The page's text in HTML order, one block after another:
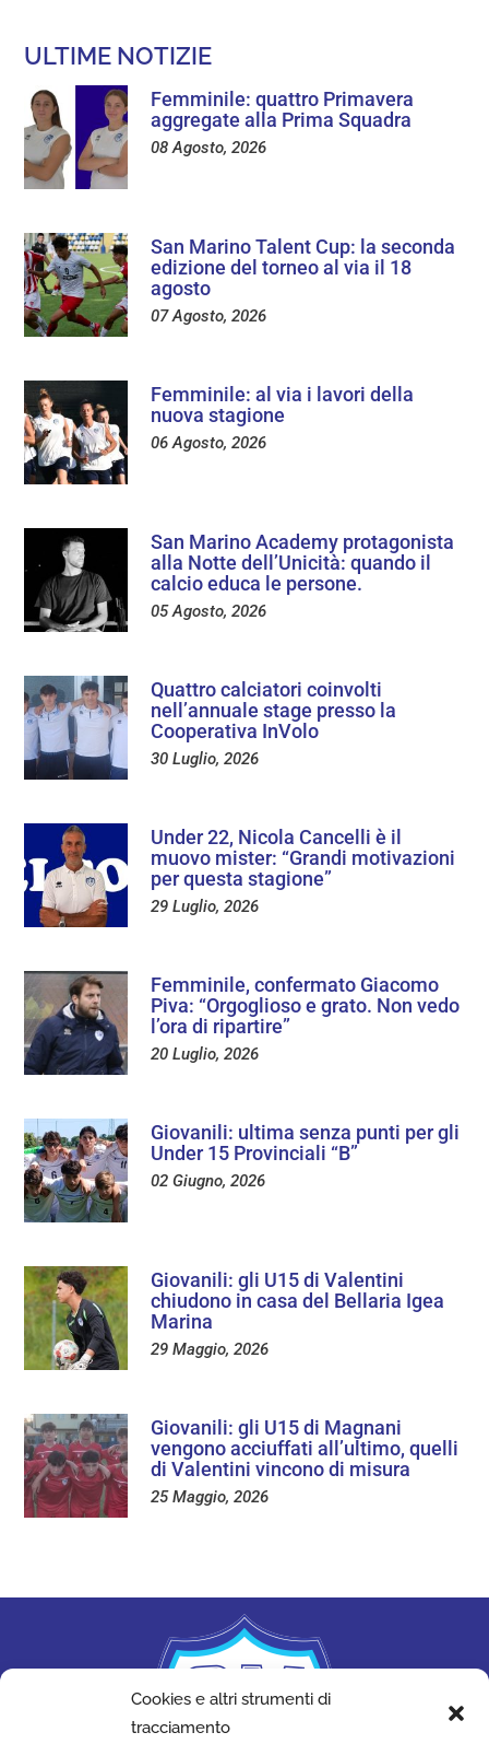
Cookies e altri strumenti di
tracciamento
ULTIME NOTIZIE
Femminile: quattro Primavera
aggregate alla Prima Squadra
08 Agosto, 2026
San Marino Talent Cup: la seconda
edizione del torneo al via il 18
agosto
07 Agosto, 2026
Femminile: al via i lavori della
nuova stagione
06 Agosto, 2026
San Marino Academy protagonista
alla Notte dell’Unicità: quando il
calcio educa le persone.
05 Agosto, 2026
Quattro calciatori coinvolti
nell’annuale stage presso la
Cooperativa InVolo
30 Luglio, 2026
Under 22, Nicola Cancelli è il
muovo mister: “Grandi motivazioni
per questa stagione”
29 Luglio, 2026
Femminile, confermato Giacomo
Piva: “Orgoglioso e grato. Non vedo
l’ora di ripartire”
20 Luglio, 2026
Giovanili: ultima senza punti per gli
Under 15 Provinciali “B”
02 Giugno, 2026
Giovanili: gli U15 di Valentini
chiudono in casa del Bellaria Igea
Marina
29 Maggio, 2026
Giovanili: gli U15 di Magnani
vengono acciuffati all’ultimo, quelli
di Valentini vincono di misura
25 Maggio, 2026